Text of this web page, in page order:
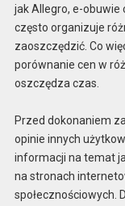
jak Allegro, e-obuwie
często organizuje
zaoszczędzić. Co
porównanie cen w
oszczędza czas.
Przed dokonaniem
opinie innych
informacji na temat
na stronach
społecznościowych.